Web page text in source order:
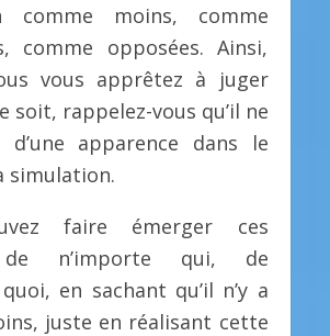
comme moins, comme
comme opposées. Ainsi,
vous apprêtez à juger
soit, rappelez-vous qu’il ne
d’une apparence dans le
simulation.
faire émerger ces
de n’importe qui, de
en sachant qu’il n’y a
juste en réalisant cette